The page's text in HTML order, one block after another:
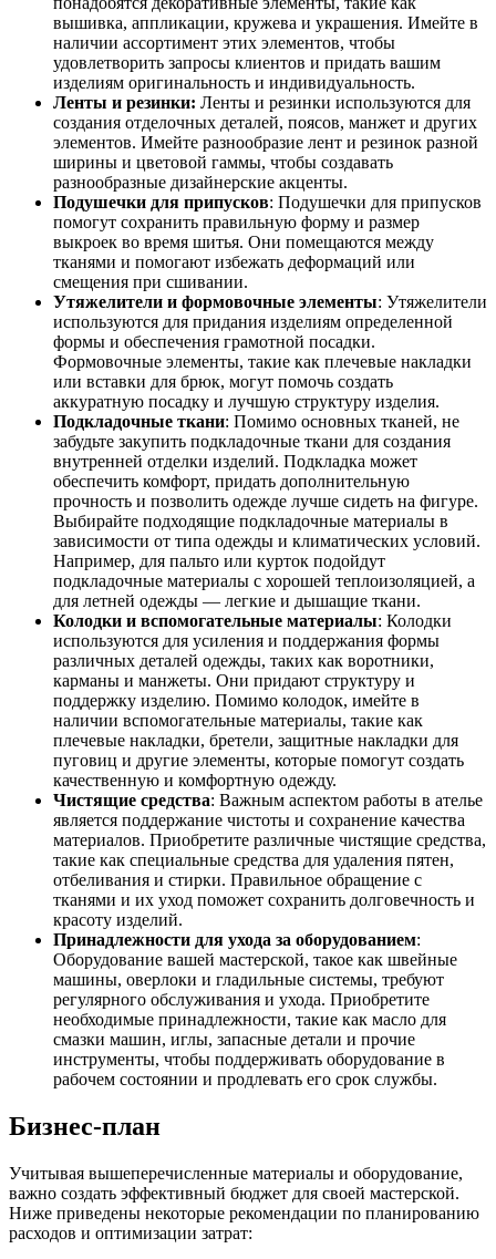
вышивка, аппликации, кружева и украшения. Имейте в
наличии ассортимент этих элементов, чтобы
удовлетворить запросы клиентов и придать вашим
изделиям оригинальность и индивидуальность.
Ленты и резинки: Ленты и резинки используются для
создания отделочных деталей, поясов, манжет и других
элементов. Имейте разнообразие лент и резинок разной
ширины и цветовой гаммы, чтобы создавать
разнообразные дизайнерские акценты.
Подушечки для припусков: Подушечки для припусков
помогут сохранить правильную форму и размер
выкроек во время шитья. Они помещаются между
тканями и помогают избежать деформаций или
смещения при сшивании.
Утяжелители и формовочные элементы: Утяжелители
используются для придания изделиям определенной
формы и обеспечения грамотной посадки.
Формовочные элементы, такие как плечевые накладки
или вставки для брюк, могут помочь создать
аккуратную посадку и лучшую структуру изделия.
Подкладочные ткани: Помимо основных тканей, не
забудьте закупить подкладочные ткани для создания
внутренней отделки изделий. Подкладка может
обеспечить комфорт, придать дополнительную
прочность и позволить одежде лучше сидеть на фигуре.
Выбирайте подходящие подкладочные материалы в
зависимости от типа одежды и климатических условий.
Например, для пальто или курток подойдут
подкладочные материалы с хорошей теплоизоляцией, а
для летней одежды — легкие и дышащие ткани.
Колодки и вспомогательные материалы: Колодки
используются для усиления и поддержания формы
различных деталей одежды, таких как воротники,
карманы и манжеты. Они придают структуру и
поддержку изделию. Помимо колодок, имейте в
наличии вспомогательные материалы, такие как
плечевые накладки, бретели, защитные накладки для
пуговиц и другие элементы, которые помогут создать
качественную и комфортную одежду.
Чистящие средства: Важным аспектом работы в ателье
является поддержание чистоты и сохранение качества
материалов. Приобретите различные чистящие средства,
такие как специальные средства для удаления пятен,
отбеливания и стирки. Правильное обращение с
тканями и их уход поможет сохранить долговечность и
красоту изделий.
Принадлежности для ухода за оборудованием:
Оборудование вашей мастерской, такое как швейные
машины, оверлоки и гладильные системы, требуют
регулярного обслуживания и ухода. Приобретите
необходимые принадлежности, такие как масло для
смазки машин, иглы, запасные детали и прочие
инструменты, чтобы поддерживать оборудование в
рабочем состоянии и продлевать его срок службы.
Бизнес-план
Учитывая вышеперечисленные материалы и оборудование,
важно создать эффективный бюджет для своей мастерской.
Ниже приведены некоторые рекомендации по планированию
расходов и оптимизации затрат: